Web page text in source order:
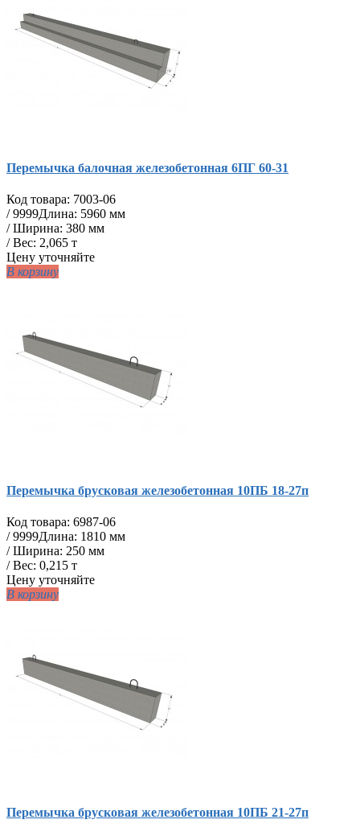
Перемычка балочная железобетонная 6ПГ 60-31
Код товара: 7003-06
/9999Длина: 5960 мм
/ Ширина: 380 мм
/ Вес: 2,065 т
Цену уточняйте
В корзину
Перемычка брусковая железобетонная 10ПБ 18-27п
Код товара: 6987-06
/9999Длина: 1810 мм
/ Ширина: 250 мм
/ Вес: 0,215 т
Цену уточняйте
В корзину
Перемычка брусковая железобетонная 10ПБ 21-27п